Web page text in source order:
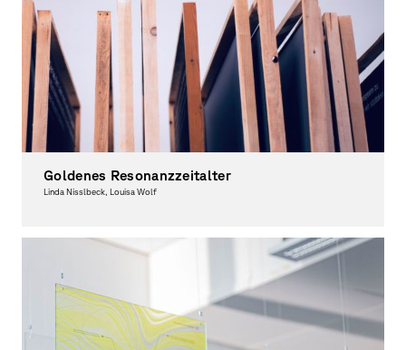
Goldenes Resonanzzeitalter
Linda Nisslbeck, Louisa Wolf